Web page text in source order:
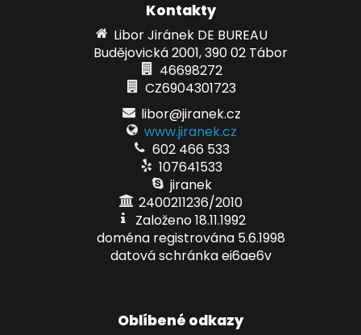
Kontakty
Libor Jiránek DE BUREAU
Budějovická 2001, 390 02 Tábor
46698272
CZ6904301723
libor@jiranek.cz
www.jiranek.cz
602 466 533
107641533
jiranek
2400211236/2010
Založeno 18.11.1992
doména registrována 5.6.1998
datová schránka ei6ae6v
Oblíbené odkazy